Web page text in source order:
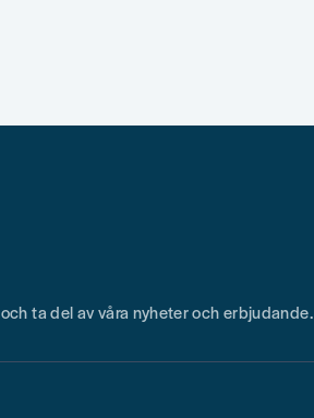
ta del av våra nyheter och erbjudande.